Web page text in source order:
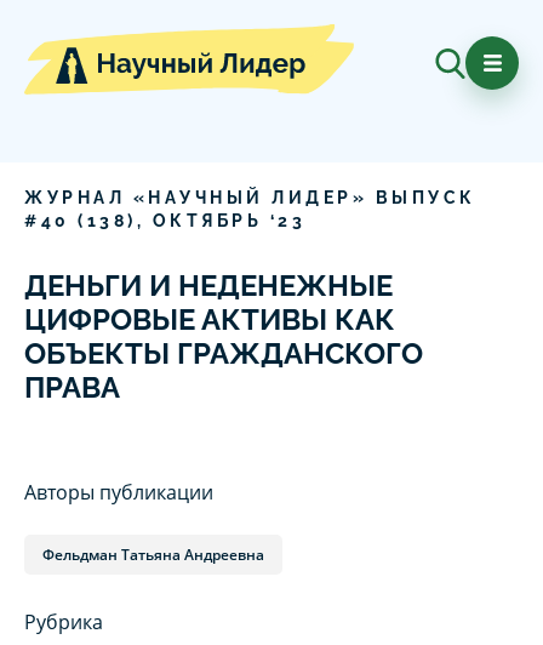
ЖУРНАЛ «НАУЧНЫЙ ЛИДЕР» ВЫПУСК
# 40 ( 138), ОКТЯБРЬ ‘23
ДЕНЬГИ И НЕДЕНЕЖНЫЕ
ЦИФРОВЫЕ АКТИВЫ КАК
ОБЪЕКТЫ ГРАЖДАНСКОГО
ПРАВА
Авторы публикации
Фельдман Татьяна Андреевна
Рубрика